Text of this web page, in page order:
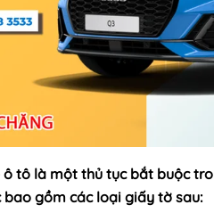
ô tô là một thủ tục bắt buộc
bao gồm các loại giấy tờ sau: